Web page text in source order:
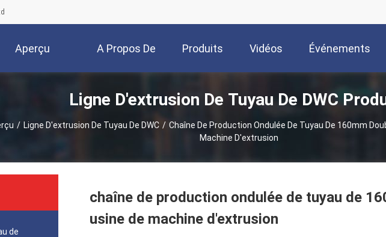
Aperçu A Propos De
Nous
Produits Vidéos Événements
Ligne D'extrusion De Tuyau De DWC
/ Ligne D'extrusion De Tuyau De DWC / Chaîne De Production Ondulée De Tuyau De 160mm
Machine D'extrusion
de
chaîne de production ondulée de tuyau de
usine de machine d'extrusion